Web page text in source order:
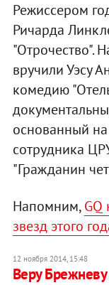
Режиссером
Ричарда
"Отрочество".
вручили Уэсу
комедию
основанный
сотрудника
"Гражданин
Напомним,GQ
звезд этого
12 ноября 2014, 15:48
Веру Брежневу